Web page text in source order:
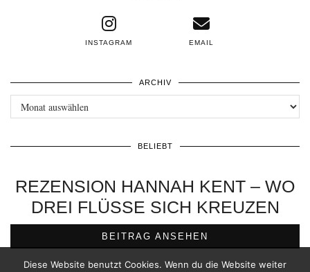
INSTAGRAM EMAIL
ARCHIV
Archiv
BELIEBT
REZENSION HANNAH KENT – WO
DREI FLÜSSE SICH KREUZEN
BEITRAG ANSEHEN
Diese Website benutzt Cookies. Wenn du die Website weiter